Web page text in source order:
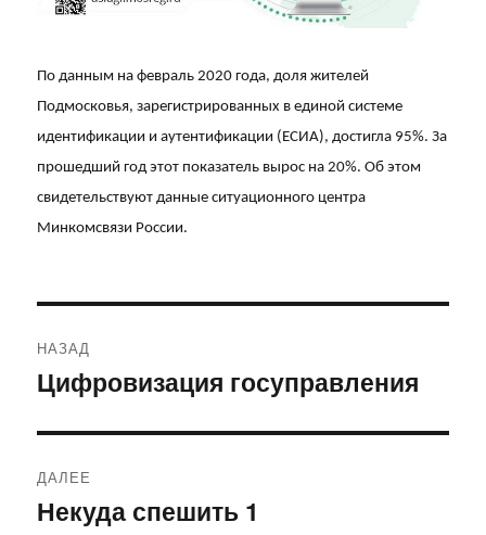
По данным на февраль 2020 года, доля жителей
Подмосковья, зарегистрированных в единой системе
идентификации и аутентификации (ЕСИА), достигла 95%. За
прошедший год этот показатель вырос на 20%. Об этом
свидетельствуют данные ситуационного центра
Минкомсвязи России.
по
НАЗАД
Предыдущая
Цифровизация госуправления
ДАЛЕЕ
Следующая
Некуда спешить 1